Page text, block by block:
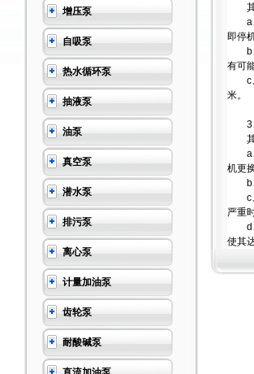
增压泵
自吸泵
热水循环泵
抽液泵
油泵
真空泵
潜水泵
排污泵
离心泵
计量加油泵
齿轮泵
耐酸碱泵
其
a、
即停
b、
有可
c、
米。
3、
其
a、
机更
b、
c、
严重
d、
使其